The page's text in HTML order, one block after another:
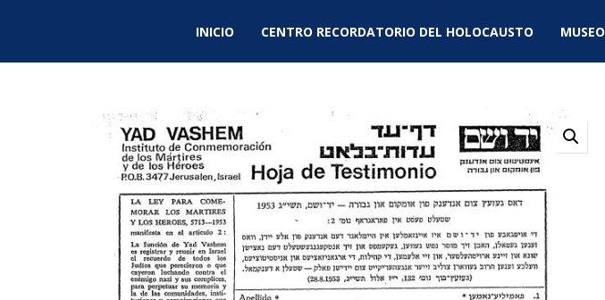
INICIO CENTRO RECORDATORIO DEL HOLOCAUSTO MUSEO